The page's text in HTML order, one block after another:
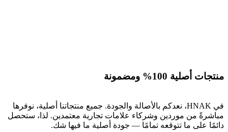
منتجات أصلية 100% ومضمونة
في HNAK، نعدكم بالأصالة والجودة. جميع منتجاتنا أصلية، نوفرها
مباشرةً من موردين وشركاء علامات تجارية معتمدين. لذا، ستحصل
دائمًا على ما تتوقعه تمامًا — جودة أصلية ما فيها شك.